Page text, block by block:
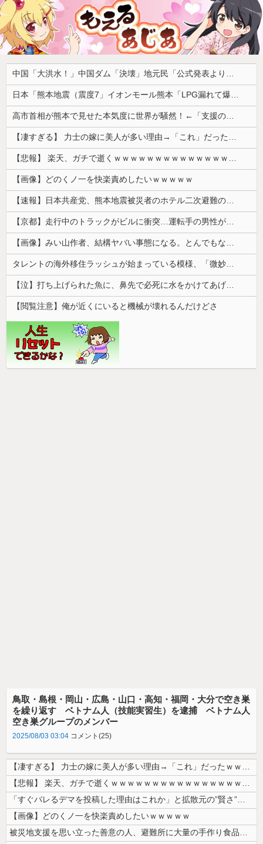
中国「大洪水！」中国ダム「決壊」地元民「公式発表より死者多い！」中国政府「住民拘束！（安否不明」中国当局「救助隊動画も削除」台風13号「三峡ﾀﾞﾑ接近中」→
日本「熊本地震（震度7」イオンモール熊本「LPG漏れて爆発（液化石油ｶﾞｽ」日本「爆発で火災が吹き飛ぶ（爆轟発生説」ハビタ「遺族説明の虚偽を認める（営業部長発言」→
高市首相が熊本で見せた本気度に世界が騒然！←「支援のスピードアップを」（海外の反応）
【凄すぎる】 力士の嫁に美人が多い理由→「これ」だったｗｗｗｗｗｗｗ
【悲報】 楽天、ガチで逝くｗｗｗｗｗｗｗｗｗｗｗｗｗｗｗｗｗｗｗｗ
【画像】どのくノ一を快楽責めしたいｗｗｗｗｗ
【速報】日本共産党、熊本地震被災者のホテル二次避難の成果はウチだとアレオレ詐欺をはじめる
【京都】走行中のトラックがビルに衝突…運転手の男性が意識不明の重体 宇治市
【画像】みい山作者、結構ヤバい事態になる。とんでもない人物との打ち合わせを自白していた
タレントの海外移住ラッシュが始まっている模様、「微妙な人ばっかで憧れない」と指摘する声も・・
【泣】打ち上げられた魚に、鼻先で必死に水をかけてあげる犬が話題
【閲覧注意】俺が近くにいると機械が壊れるんだけどさ
鳥取・島根・岡山・広島・山口・高知・福岡・大分で空き巣
を繰り返す ベトナム人（技能実習生）を逮捕 ベトナム人
空き巣グループのメンバー
2025/08/03 03:04 コメント(25)
【凄すぎる】 力士の嫁に美人が多い理由→「これ」だったｗｗｗｗｗｗｗ
【悲報】 楽天、ガチで逝くｗｗｗｗｗｗｗｗｗｗｗｗｗｗｗｗｗｗｗｗ
「すぐバレるデマを投稿した理由はこれか」と拡散元の”賢さ”に批判が殺到...
【画像】どのくノ一を快楽責めしたいｗｗｗｗｗ
被災地支援を思い立った善意の人、避難所に大量の手作り食品を送り届けよう...